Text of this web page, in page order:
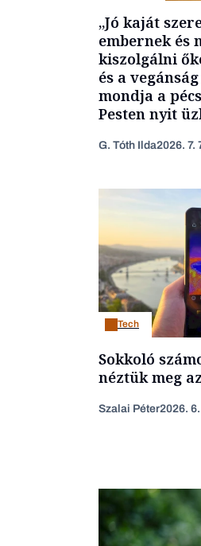
„Jó kaját
embernek és
kiszolgálni
és a
mondja a
Pesten nyit
G. Tóth Ilda2026. 7.
Tech
Sokkoló
néztük meg
Szalai Péter2026.